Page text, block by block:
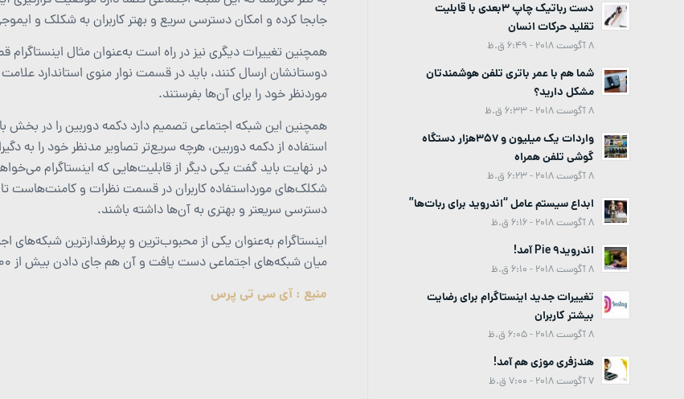
جابجا کرده و امکان دسترسی سریع و بهتر کاربران به شکلک و
همچنین تغییرات دیگری نیز در راه است به‌عنوان مثال اینستاگرام
دوستانشان ارسال کنند، باید در قسمت نوار منوی استاندارد
موردنظر خود را برای آن‌ها بفرستند.
همچنین این شبکه اجتماعی تصمیم دارد دکمه دوربین را در بخش
استفاده از دکمه دوربین، هرچه سریع‌تر تصاویر مدنظر خود را به
در نهایت باید گفت یکی دیگر از قابلیت‌هایی که اینستاگرام
شکلک‌های مورداستفاده کاربران در قسمت نظرات و کامنت‌هاست تا
دسترسی سریعتر و بهتری به آن‌ها داشته باشند.
میان شبکه‌های اجتماعی دست یافت و آن هم جای دادن بیش از ۸۰۰ میلیون کاربر فعال در ماه بود.
منبع : آی سی تی پرس
دست رباتیک چاپ 3بعدی با قابلیت
تقلید حرکات انسان
8 آگوست 2018 - 6:49 ق.ظ
شما هم با عمر باتری تلفن هوشمندتان
مشکل دارید؟
8 آگوست 2018 - 6:33 ق.ظ
واردات یک میلیون و 357هزار دستگاه
گوشی تلفن همراه
8 آگوست 2018 - 6:23 ق.ظ
ابداع سیستم عامل “اندروید برای ربات‌ها”
8 آگوست 2018 - 6:16 ق.ظ
اندروید9 Pie آمد!
8 آگوست 2018 - 6:10 ق.ظ
تغییرات جدید اینستاگرام برای رضایت
بیشتر کاربران
8 آگوست 2018 - 6:05 ق.ظ
هندزفری موزی هم آمد!
7 آگوست 2018 - 7:00 ق.ظ